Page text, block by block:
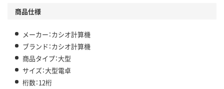
商品仕様
メーカー：カシオ計算機
ブランド：カシオ計算機
商品タイプ：大型
サイズ：大型電卓
桁数：12桁